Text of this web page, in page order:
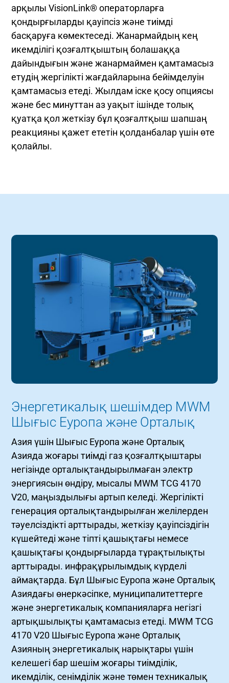
арқылы VisionLink® операторларға
қондырғыларды қауіпсіз және тиімді
басқаруға көмектеседі. Жанармайдың кең
икемділігі қозғалтқыштың болашаққа
дайындығын және жанармаймен қамтамасыз
етудің жергілікті жағдайларына бейімделуін
қамтамасыз етеді. Жылдам іске қосу опциясы
және бес минуттан аз уақыт ішінде толық
қуатқа қол жеткізу бұл қозғалтқыш шапшаң
реакцияны қажет ететін қолданбалар үшін өте
қолайлы.
Энергетикалық шешімдер MWM
Шығыс Еуропа және Орталық
Азия үшін Шығыс Еуропа және Орталық
Азияда жоғары тиімді газ қозғалтқыштары
негізінде орталықтандырылмаған электр
энергиясын өндіру, мысалы MWM TCG 4170
V20, маңыздылығы артып келеді. Жергілікті
генерация орталықтандырылған желілерден
тәуелсіздікті арттырады, жеткізу қауіпсіздігін
күшейтеді және тіпті қашықтағы немесе
қашықтағы қондырғыларда тұрақтылықты
арттырады. инфрақұрылымдық күрделі
аймақтарда. Бұл Шығыс Еуропа және Орталық
Азиядағы өнеркәсіпке, муниципалитеттерге
және энергетикалық компанияларға негізгі
артықшылықты қамтамасыз етеді. MWM TCG
4170 V20 Шығыс Еуропа және Орталық
Азияның энергетикалық нарықтары үшін
келешегі бар шешім жоғары тиімділік,
икемділік, сенімділік және төмен техникалық